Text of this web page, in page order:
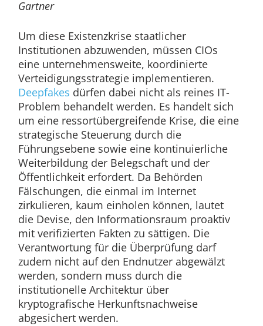
Gartner
Um diese Existenzkrise staatlicher
Institutionen abzuwenden, müssen CIOs
eine unternehmensweite, koordinierte
Verteidigungsstrategie implementieren.
Deepfakes dürfen dabei nicht als reines IT-
Problem behandelt werden. Es handelt sich
um eine ressortübergreifende Krise, die eine
strategische Steuerung durch die
Führungsebene sowie eine kontinuierliche
Weiterbildung der Belegschaft und der
Öffentlichkeit erfordert. Da Behörden
Fälschungen, die einmal im Internet
zirkulieren, kaum einholen können, lautet
die Devise, den Informationsraum proaktiv
mit verifizierten Fakten zu sättigen. Die
Verantwortung für die Überprüfung darf
zudem nicht auf den Endnutzer abgewälzt
werden, sondern muss durch die
institutionelle Architektur über
kryptografische Herkunftsnachweise
abgesichert werden.